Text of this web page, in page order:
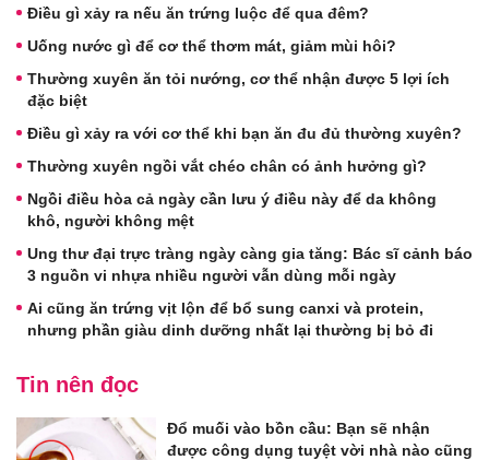
Điều gì xảy ra nếu ăn trứng luộc để qua đêm?
Uống nước gì để cơ thể thơm mát, giảm mùi hôi?
Thường xuyên ăn tỏi nướng, cơ thể nhận được 5 lợi ích
đặc biệt
Điều gì xảy ra với cơ thể khi bạn ăn đu đủ thường xuyên?
Thường xuyên ngồi vắt chéo chân có ảnh hưởng gì?
Ngồi điều hòa cả ngày cần lưu ý điều này để da không
khô, người không mệt
Ung thư đại trực tràng ngày càng gia tăng: Bác sĩ cảnh báo
3 nguồn vi nhựa nhiều người vẫn dùng mỗi ngày
Ai cũng ăn trứng vịt lộn để bổ sung canxi và protein,
nhưng phần giàu dinh dưỡng nhất lại thường bị bỏ đi
Tin nên đọc
Đổ muối vào bồn cầu: Bạn sẽ nhận
được công dụng tuyệt vời nhà nào cũng